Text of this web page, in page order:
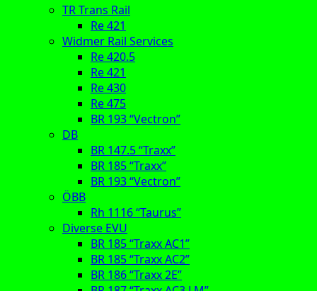
TR Trans Rail
Re 421
Widmer Rail Services
Re 420.5
Re 421
Re 430
Re 475
BR 193 “Vectron”
DB
BR 147.5 “Traxx”
BR 185 “Traxx”
BR 193 “Vectron”
ÖBB
Rh 1116 “Taurus”
Diverse EVU
BR 185 “Traxx AC1”
BR 185 “Traxx AC2”
BR 186 “Traxx 2E”